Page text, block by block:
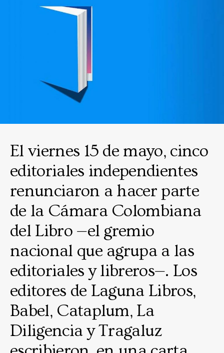
El viernes 15 de mayo, cinco
editoriales independientes
renunciaron a hacer parte
de la Cámara Colombiana
del Libro —el gremio
nacional que agrupa a las
editoriales y libreros—. Los
editores de Laguna Libros,
Babel, Cataplum, La
Diligencia y Tragaluz